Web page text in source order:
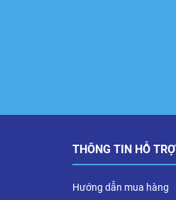
THÔNG TIN HỖ TRỢ
Hướng dẫn mua hàng